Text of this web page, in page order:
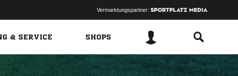
Vermarktungspartner:
& SERVICE SHOPS